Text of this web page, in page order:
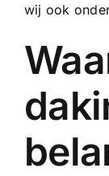
wij ook